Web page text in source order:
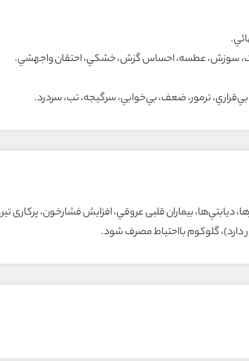
سوزش، عطسه، احساس گزش، خشکي، احتقان واجهشي.
ترمور، ضعف، بي‌خوابي، سرگيجه، تب، سردرد.